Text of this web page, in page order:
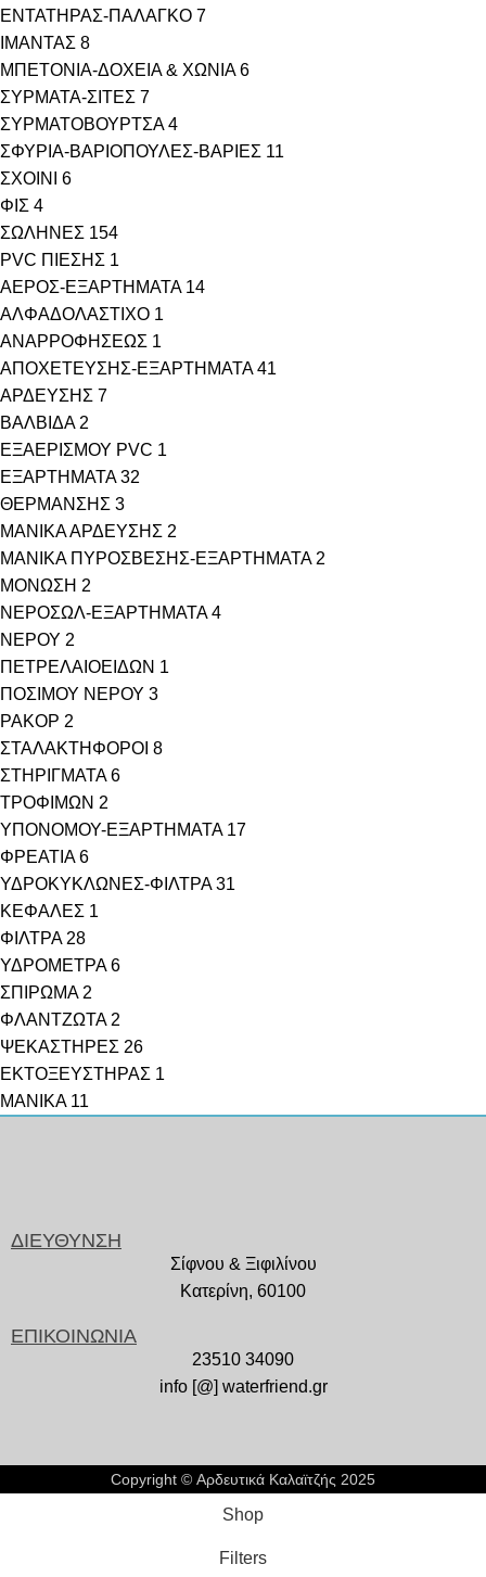
ΕΝΤΑΤΗΡΑΣ-ΠΑΛΑΓΚΟ 7
ΙΜΑΝΤΑΣ 8
ΜΠΕΤΟΝΙΑ-ΔΟΧΕΙΑ & ΧΩΝΙΑ 6
ΣΥΡΜΑΤΑ-ΣΙΤΕΣ 7
ΣΥΡΜΑΤΟΒΟΥΡΤΣΑ 4
ΣΦΥΡΙΑ-ΒΑΡΙΟΠΟΥΛΕΣ-ΒΑΡΙΕΣ 11
ΣΧΟΙΝΙ
6
ΦΙΣ 4
ΣΩΛΗΝΕΣ 154
PVC ΠΙΕΣΗΣ 1
ΑΕΡΟΣ-ΕΞΑΡΤΗΜΑΤΑ 14
ΑΛΦΑΔΟΛΑΣΤΙΧΟ 1
ΑΝΑΡΡΟΦΗΣΕΩΣ 1
ΑΠΟΧΕΤΕΥΣΗΣ-ΕΞΑΡΤΗΜΑΤΑ 41
ΑΡΔΕΥΣΗΣ 7
ΒΑΛΒΙΔΑ 2
ΕΞΑΕΡΙΣΜΟΥ PVC 1
ΕΞΑΡΤΗΜΑΤΑ 32
ΘΕΡΜΑΝΣΗΣ 3
ΜΑΝΙΚΑ ΑΡΔΕΥΣΗΣ 2
ΜΑΝΙΚΑ ΠΥΡΟΣΒΕΣΗΣ-ΕΞΑΡΤΗΜΑΤΑ 2
ΜΟΝΩΣΗ 2
ΝΕΡΟΣΩΛ-ΕΞΑΡΤΗΜΑΤΑ 4
ΝΕΡΟΥ 2
ΠΕΤΡΕΛΑΙΟΕΙΔΩΝ 1
ΠΟΣΙΜΟΥ ΝΕΡΟΥ 3
ΡΑΚΟΡ 2
ΣΤΑΛΑΚΤΗΦΟΡΟΙ 8
ΣΤΗΡΙΓΜΑΤΑ 6
ΤΡΟΦΙΜΩΝ 2
ΥΠΟΝΟΜΟΥ-ΕΞΑΡΤΗΜΑΤΑ 17
ΦΡΕΑΤΙΑ 6
ΥΔΡΟΚΥΚΛΩΝΕΣ-ΦΙΛΤΡΑ 31
ΚΕΦΑΛΕΣ 1
ΦΙΛΤΡΑ 28
ΥΔΡΟΜΕΤΡΑ 6
ΣΠΙΡΩΜΑ 2
ΦΛΑΝΤΖΩΤΑ 2
ΨΕΚΑΣΤΗΡΕΣ 26
ΕΚΤΟΞΕΥΣΤΗΡΑΣ 1
ΜΑΝΙΚΑ 11
ΔΙΕΥΘΥΝΣΗ
Σίφνου & Ξιφιλίνου
Κατερίνη, 60100
ΕΠΙΚΟΙΝΩΝΙΑ
23510 34090
info [@] waterfriend.gr
Copyright © Αρδευτικά Καλαϊτζής 2025
Shop
Filters